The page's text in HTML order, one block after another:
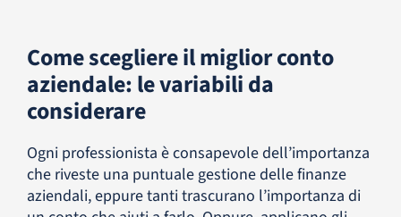
Come scegliere il miglior conto
aziendale: le variabili da
considerare
Ogni professionista è consapevole dell’importanza
che riveste una puntuale gestione delle finanze
aziendali, eppure tanti trascurano l’importanza di